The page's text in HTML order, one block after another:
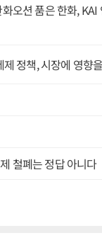
라 선택하고 타협하
여연대나 경제정의
할 수밖에 없다. 하지
개편안을 놓고 '증
를 이끌어내기 어렵
정부가 지난달 두 차
소리를 종합해 보면
좋을 것으로 판단
는 것도 고가라고
여다봐야 한다.다음
할 때 '버티면 된다'
오션 품은 한화, KAI
정책, 시장에 영향
철폐는 정답 아니다